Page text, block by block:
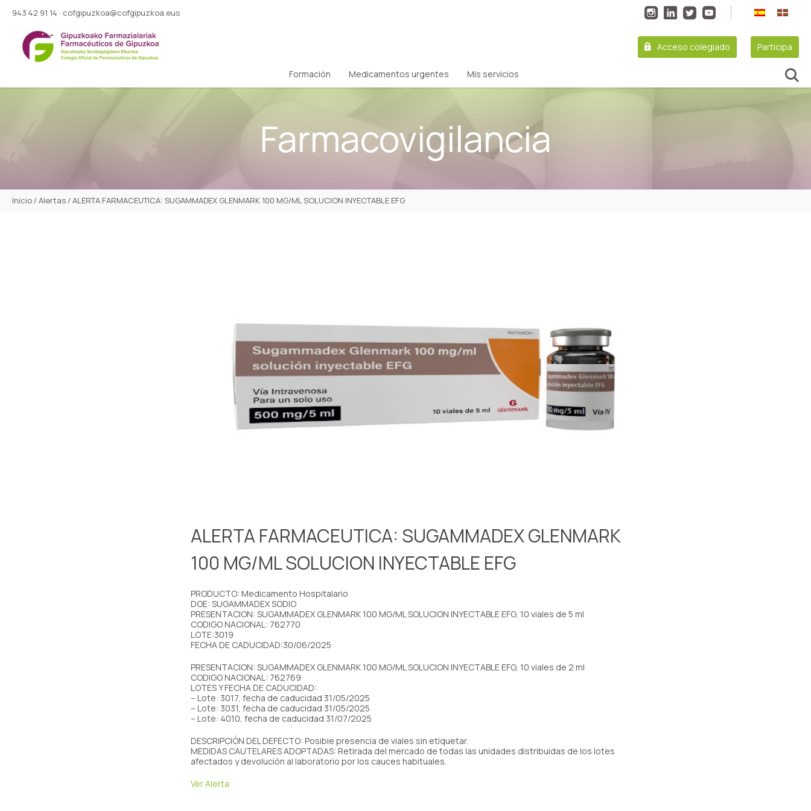
943 42 91 14 · cofgipuzkoa@cofgipuzkoa.eus
Acceso colegiado Participa
Formación Medicamentos urgentes Mis servicios
Farmacovigilancia
Inicio / Alertas / ALERTA FARMACEUTICA: SUGAMMADEX GLENMARK 100 MG/ML SOLUCION INYECTABLE EFG
ALERTA FARMACEUTICA: SUGAMMADEX GLENMARK
100 MG/ML SOLUCION INYECTABLE EFG
PRODUCTO: Medicamento Hospitalario
DOE: SUGAMMADEX SODIO
PRESENTACION: SUGAMMADEX GLENMARK 100 MG/ML SOLUCION INYECTABLE EFG, 10 viales de 5 ml
CODIGO NACIONAL: 762770
LOTE:3019
FECHA DE CADUCIDAD:30/06/2025
PRESENTACION: SUGAMMADEX GLENMARK 100 MG/ML SOLUCION INYECTABLE EFG, 10 viales de 2 ml
CODIGO NACIONAL: 762769
LOTES Y FECHA DE CADUCIDAD:
– Lote: 3017, fecha de caducidad 31/05/2025
– Lote: 3031, fecha de caducidad 31/05/2025
– Lote: 4010, fecha de caducidad 31/07/2025
DESCRIPCIÓN DEL DEFECTO: Posible presencia de viales sin etiquetar.
MEDIDAS CAUTELARES ADOPTADAS: Retirada del mercado de todas las unidades distribuidas de los lotes
afectados y devolución al laboratorio por los cauces habituales.
Ver Alerta